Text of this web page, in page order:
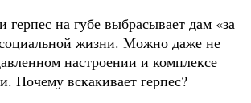
герпес на губе выбрасывает дам «за
жизни. Можно даже не
настроении и комплексе
Почему вскакивает герпес?